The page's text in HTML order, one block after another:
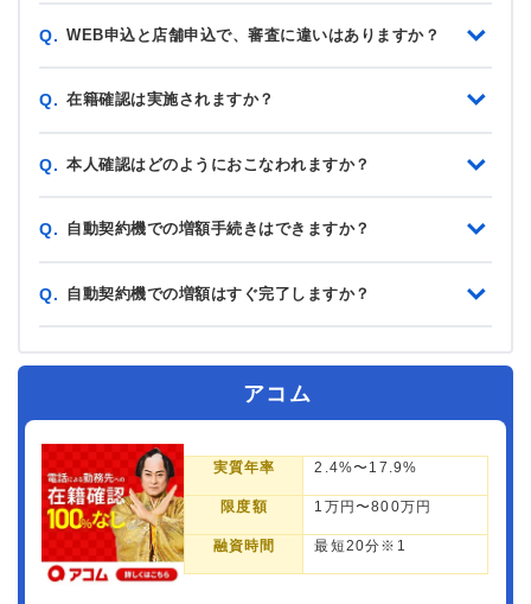
Q. WEB申込と店舗申込で、審査に違いはありますか？
Q. 在籍確認は実施されますか？
Q. 本人確認はどのようにおこなわれますか？
Q. 自動契約機での増額手続きはできますか？
Q. 自動契約機での増額はすぐ完了しますか？
アコム
実質年率 2.4%〜17.9%
限度額 1万円〜800万円
融資時間 最短20分※1